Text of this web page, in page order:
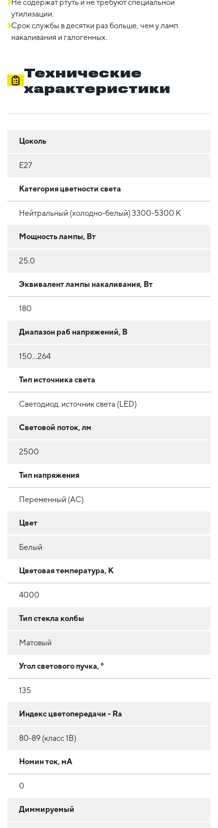
Не содержат ртуть и не требуют специальной
утилизации.
Срок службы в десятки раз больше, чем у ламп
накаливания и галогенных.
Технические
характеристики
Цоколь
E27
Категория цветности света
Нейтральный (холодно-белый) 3300-5300 К
Мощность лампы, Вт
25.0
Эквивалент лампы накаливания, Вт
180
Диапазон раб напряжений, В
150...264
Тип источника света
Светодиод. источник света (LED)
Световой поток, лм
2500
Тип напряжения
Переменный (AC)
Цвет
Белый
Цветовая температура, К
4000
Тип стекла колбы
Матовый
Угол светового пучка, °
135
Индекс цветопередачи - Ra
80-89 (класс 1B)
Номин ток, мА
0
Диммируемый